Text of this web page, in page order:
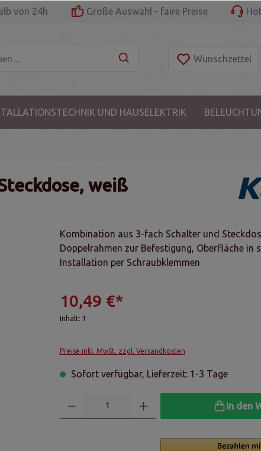
von 24h Große Auswahl - faire Preise
Wunschzettel
UND HAUSELEKTRIK
weiß
Kombination aus 3-fach Schalter und
Doppelrahmen zur Befestigung, Oberfläche in
Installation per Schraubklemmen
10,49 €*
Inhalt: 1
Preise inkl. MwSt. zzgl. Versandkosten
Sofort verfügbar, Lieferzeit: 1-3 Tage
In den